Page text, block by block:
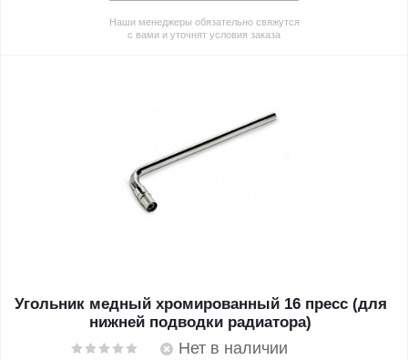
Наши менеджеры обязательно свяжутся
с вами и уточнят условия заказа
Угольник медный хромированный 16 пресс (для
нижней подводки радиатора)
Нет в наличии